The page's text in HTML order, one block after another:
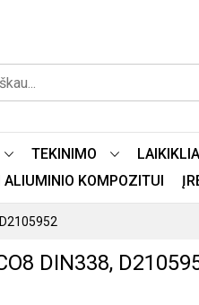
TEKINIMO
ALIUMINIO KOMPOZITUI
DIN338,